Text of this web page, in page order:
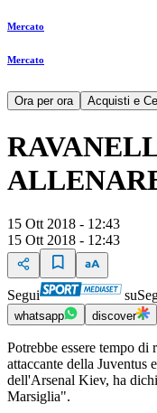
Mercato
Mercato
Ora per ora Acquisti e
15 Ott 2018 - 12:43
15 Ott 2018 - 12:43
Segui su
whatsapp discover
Potrebbe essere tempo
attaccante della
dell'Arsenal Kiev, ha
Marsiglia".